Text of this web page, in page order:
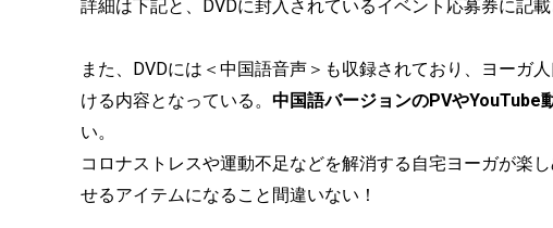
詳細は下記と、DVDに封入されているイベント応募券に記
また、DVDには＜中国語音声＞も収録されており、ヨーガ
ける内容となっている。 中国語バージョンのPVやYouTube
い。
コロナストレスや運動不足などを解消する自宅ヨーガが楽
せるアイテムになること間違いない！